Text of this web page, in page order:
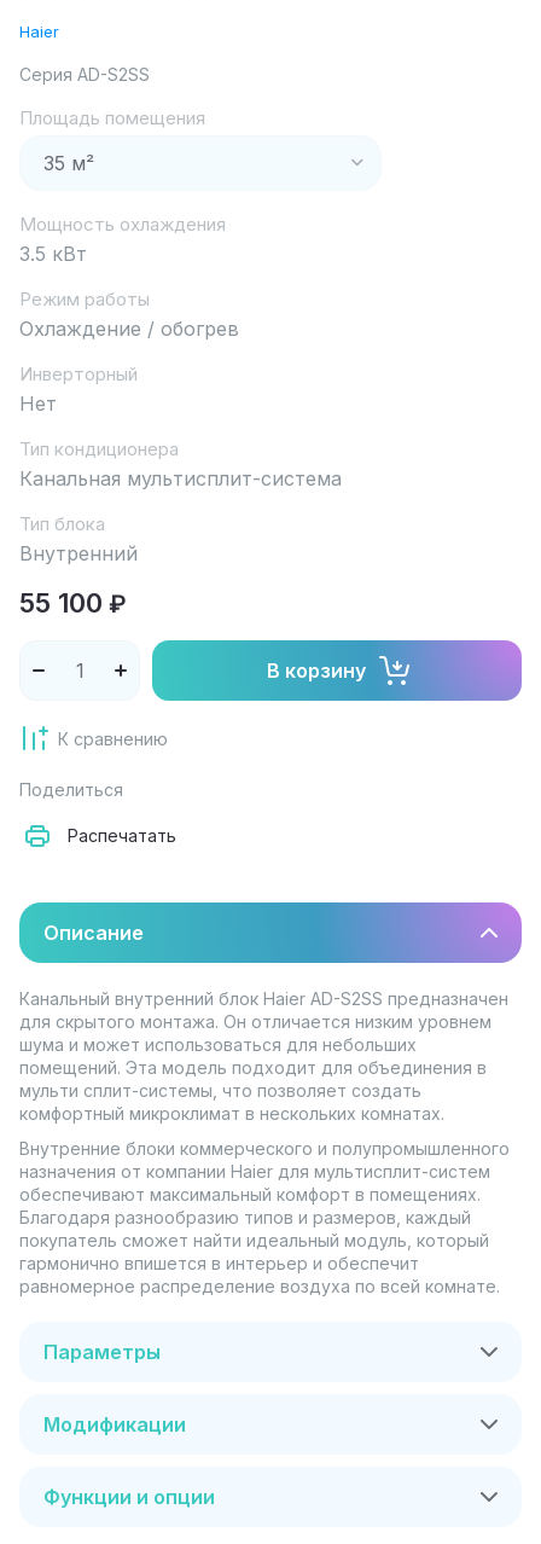
Haier
Серия AD-S2SS
Площадь помещения
Мощность охлаждения
3.5 кВт
Режим работы
Охлаждение / обогрев
Инверторный
Нет
Тип кондиционера
Канальная мультисплит-система
Тип блока
Внутренний
55 100 ₽
В корзину
К сравнению
Поделиться
Распечатать
Описание
Канальный внутренний блок Haier AD-S2SS предназначен
для скрытого монтажа. Он отличается низким уровнем
шума и может использоваться для небольших
помещений. Эта модель подходит для объединения в
мульти сплит-системы, что позволяет создать
комфортный микроклимат в нескольких комнатах.
Внутренние блоки коммерческого и полупромышленного
назначения от компании Haier для мультисплит-систем
обеспечивают максимальный комфорт в помещениях.
Благодаря разнообразию типов и размеров, каждый
покупатель сможет найти идеальный модуль, который
гармонично впишется в интерьер и обеспечит
равномерное распределение воздуха по всей комнате.
Параметры
Модификации
Функции и опции